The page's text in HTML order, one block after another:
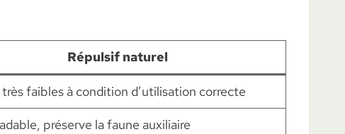
Répulsif naturel
très faibles à condition d’utilisation correcte
préserve la faune auxiliaire